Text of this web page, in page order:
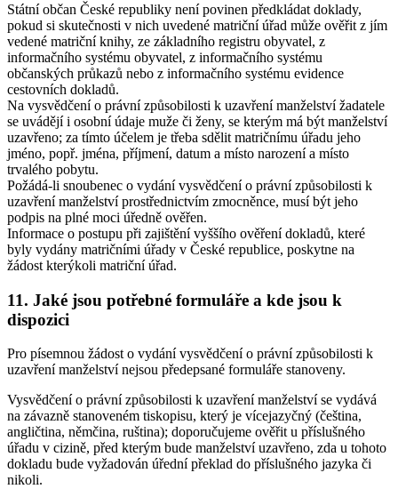
Státní občan České republiky není povinen předkládat doklady,
pokud si skutečnosti v nich uvedené matriční úřad může ověřit z jím
vedené matriční knihy, ze základního registru obyvatel, z
informačního systému obyvatel, z informačního systému
občanských průkazů nebo z informačního systému evidence
cestovních dokladů.
Na vysvědčení o právní způsobilosti k uzavření manželství žadatele
se uvádějí i osobní údaje muže či ženy, se kterým má být manželství
uzavřeno; za tímto účelem je třeba sdělit matričnímu úřadu jeho
jméno, popř. jména, příjmení, datum a místo narození a místo
trvalého pobytu.
Požádá-li snoubenec o vydání vysvědčení o právní způsobilosti k
uzavření manželství prostřednictvím zmocněnce, musí být jeho
podpis na plné moci úředně ověřen.
Informace o postupu při zajištění vyššího ověření dokladů, které
byly vydány matričními úřady v České republice, poskytne na
žádost kterýkoli matriční úřad.
11. Jaké jsou potřebné formuláře a kde jsou k
dispozici
Pro písemnou žádost o vydání vysvědčení o právní způsobilosti k
uzavření manželství nejsou předepsané formuláře stanoveny.
Vysvědčení o právní způsobilosti k uzavření manželství se vydává
na závazně stanoveném tiskopisu, který je vícejazyčný (čeština,
angličtina, němčina, ruština); doporučujeme ověřit u příslušného
úřadu v cizině, před kterým bude manželství uzavřeno, zda u tohoto
dokladu bude vyžadován úřední překlad do příslušného jazyka či
nikoli.